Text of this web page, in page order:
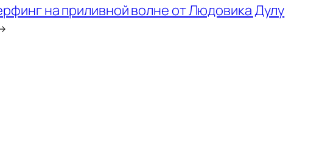
на приливной волне от Людовика Дулу